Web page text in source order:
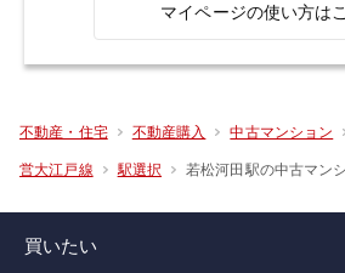
マイページの使い方は
不動産・住宅 不動産購入 中古マンション
営大江戸線 駅選択 若松河田駅の中古マン
買いたい